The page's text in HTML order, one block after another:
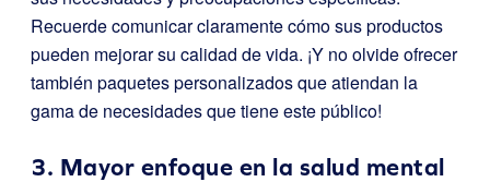
Recuerde comunicar claramente cómo sus productos
pueden mejorar su calidad de vida. ¡Y no olvide ofrecer
también paquetes personalizados que atiendan la
gama de necesidades que tiene este público!
3. Mayor enfoque en la salud mental